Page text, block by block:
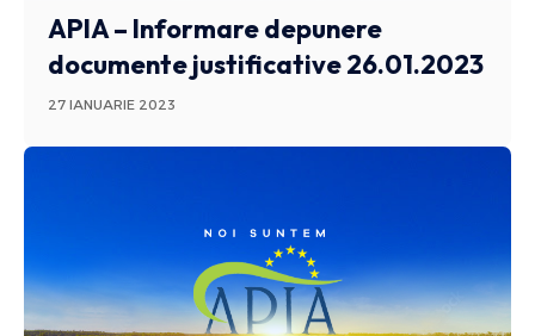
APIA – Informare depunere
documente justificative 26.01.2023
27 IANUARIE 2023